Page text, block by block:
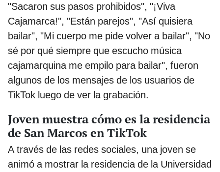
"Sacaron sus pasos prohibidos", "¡Viva
Cajamarca!", "Están parejos", "Así quisiera
bailar", "Mi cuerpo me pide volver a bailar", "No
sé por qué siempre que escucho música
cajamarquina me empilo para bailar", fueron
algunos de los mensajes de los usuarios de
TikTok luego de ver la grabación.
Joven muestra cómo es la residencia
de San Marcos en TikTok
A través de las redes sociales, una joven se
animó a mostrar la residencia de la Universidad